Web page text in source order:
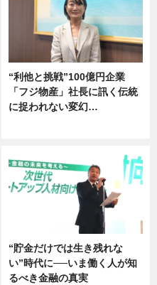
“利他と挑戦”100億円企業
「フジ物産」社長に訊く伝統
に捉われない変幻…
“貯金だけでは生き残れな
い”時代に──いま働く人が知
るべき金融の真実